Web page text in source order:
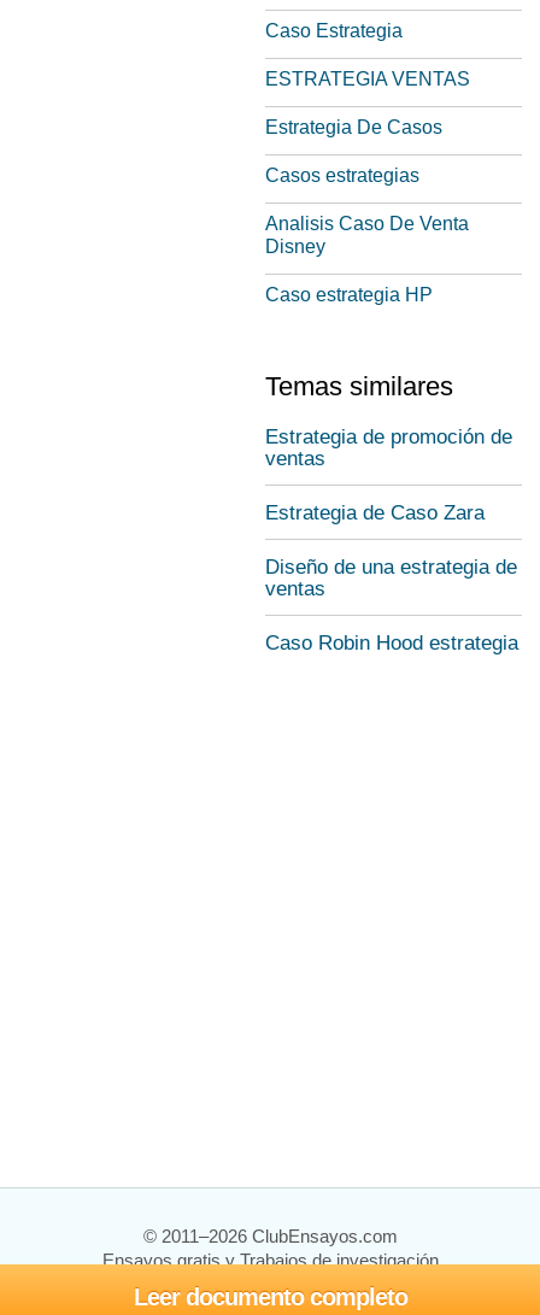
Leer documento completo
Caso Estrategia
ESTRATEGIA VENTAS
Estrategia De Casos
Casos estrategias
Analisis Caso De Venta
Disney
Caso estrategia HP
Temas similares
Estrategia de promoción de
ventas
Estrategia de Caso Zara
Diseño de una estrategia de
ventas
Caso Robin Hood estrategia
© 2011–2026 ClubEnsayos.com
Ensayos gratis y Trabajos de investigación